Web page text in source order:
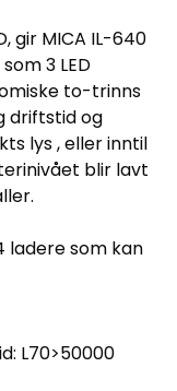
gir MICA IL-640
3 LED
to-trinns
driftstid og
lys , eller inntil
blir lavt
ladere som kan
L70>50000